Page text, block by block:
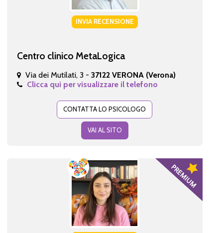
INVIA RECENSIONE
Centro clinico MetaLogica
Via dei Mutilati, 3 - 37122 VERONA (Verona)
Clicca qui per visualizzare il telefono
CONTATTA LO PSICOLOGO
VAI AL SITO